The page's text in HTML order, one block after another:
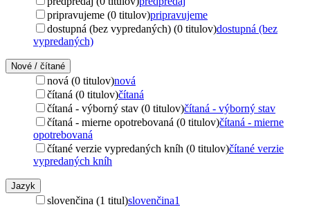
pripravujeme (0 titulov)pripravujeme
dostupná (bez vypredaných) (0 titulov)dostupná (bez
vypredaných)
Nové / čítané
nová (0 titulov)nová
čítaná (0 titulov)čítaná
čítaná - výborný stav (0 titulov)čítaná - výborný stav
čítaná - mierne opotrebovaná (0 titulov)čítaná - mierne
opotrebovaná
čítané verzie vypredaných kníh (0 titulov)čítané verzie
vypredaných kníh
Jazyk
slovenčina (1 titul)slovenčina1